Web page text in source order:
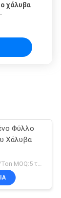
χάλυβα
Φύλλο
Χάλυβα
1200-2000 USD/Ton MOQ:5 τόνο